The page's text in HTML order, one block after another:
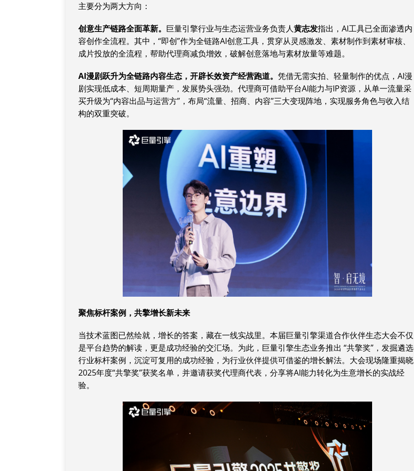
主要分为两大方向：
创意生产链路全面革新。 巨量引擎行业与生态运营业务负责人黄志发指出，AI工具已全面渗透内
容创作全流程。其中，“即创”作为全链路AI创意工具，贯穿从灵感激发、素材制作到素材审核、
成片投放的全流程，帮助代理商减负增效，破解创意落地与素材放量等难题。
AI漫剧跃升为全链路内容生态，开辟长效资产经营跑道。 凭借无需实拍、轻量制作的优点，AI漫
剧实现低成本、短周期量产，发展势头强劲。代理商可借助平台AI能力与IP资源，从单一流量采
买升级为“内容出品与运营方”，布局“流量、招商、内容”三大变现阵地，实现服务角色与收入结
构的双重突破。
聚焦标杆案例 ，共擎增长新未来
当技术蓝图已然绘就，增长的答案，藏在一线实战里。本届巨量引擎渠道合作伙伴生态大会不仅
是平台趋势的解读，更是成功经验的交汇场。为此，巨量引擎生态业务推出 “共擎奖”，发掘遴选
行业标杆案例，沉淀可复用的成功经验，为行业伙伴提供可借鉴的增长解法。大会现场隆重揭晓
2025年度“共擎奖”获奖名单，并邀请获奖代理商代表，分享将AI能力转化为生意增长的实战经
验。